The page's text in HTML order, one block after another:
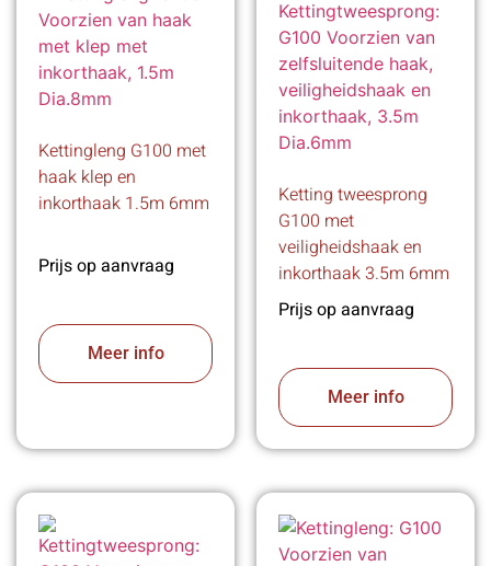
Kettingleng G100 met
haak klep en
inkorthaak 1.5m 6mm
Prijs op aanvraag
Meer info
Ketting tweesprong
G100 met
veiligheidshaak en
inkorthaak 3.5m 6mm
Prijs op aanvraag
Meer info